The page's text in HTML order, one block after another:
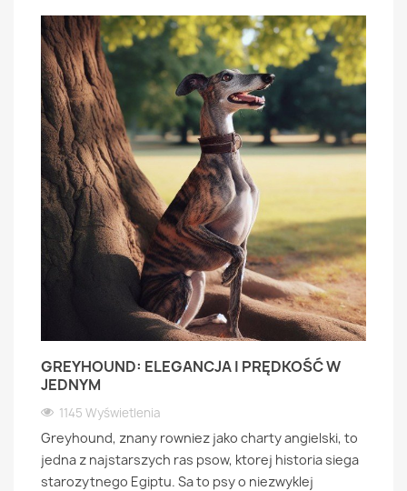
GREYHOUND: ELEGANCJA I PRĘDKOŚĆ W
JEDNYM
1145 Wyświetlenia
Greyhound, znany rowniez jako charty angielski, to
jedna z najstarszych ras psow, ktorej historia siega
starozytnego Egiptu. Sa to psy o niezwyklej